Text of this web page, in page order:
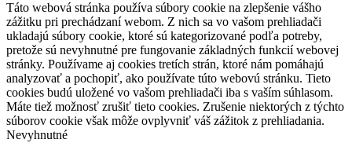
Táto webová stránka používa súbory cookie na zlepšenie vášho
zážitku pri prechádzaní webom. Z nich sa vo vašom prehliadači
ukladajú súbory cookie, ktoré sú kategorizované podľa potreby,
pretože sú nevyhnutné pre fungovanie základných funkcií webovej
stránky. Používame aj cookies tretích strán, ktoré nám pomáhajú
analyzovať a pochopiť, ako používate túto webovú stránku. Tieto
cookies budú uložené vo vašom prehliadači iba s vaším súhlasom.
Máte tiež možnosť zrušiť tieto cookies. Zrušenie niektorých z týchto
súborov cookie však môže ovplyvniť váš zážitok z prehliadania.
Nevyhnutné